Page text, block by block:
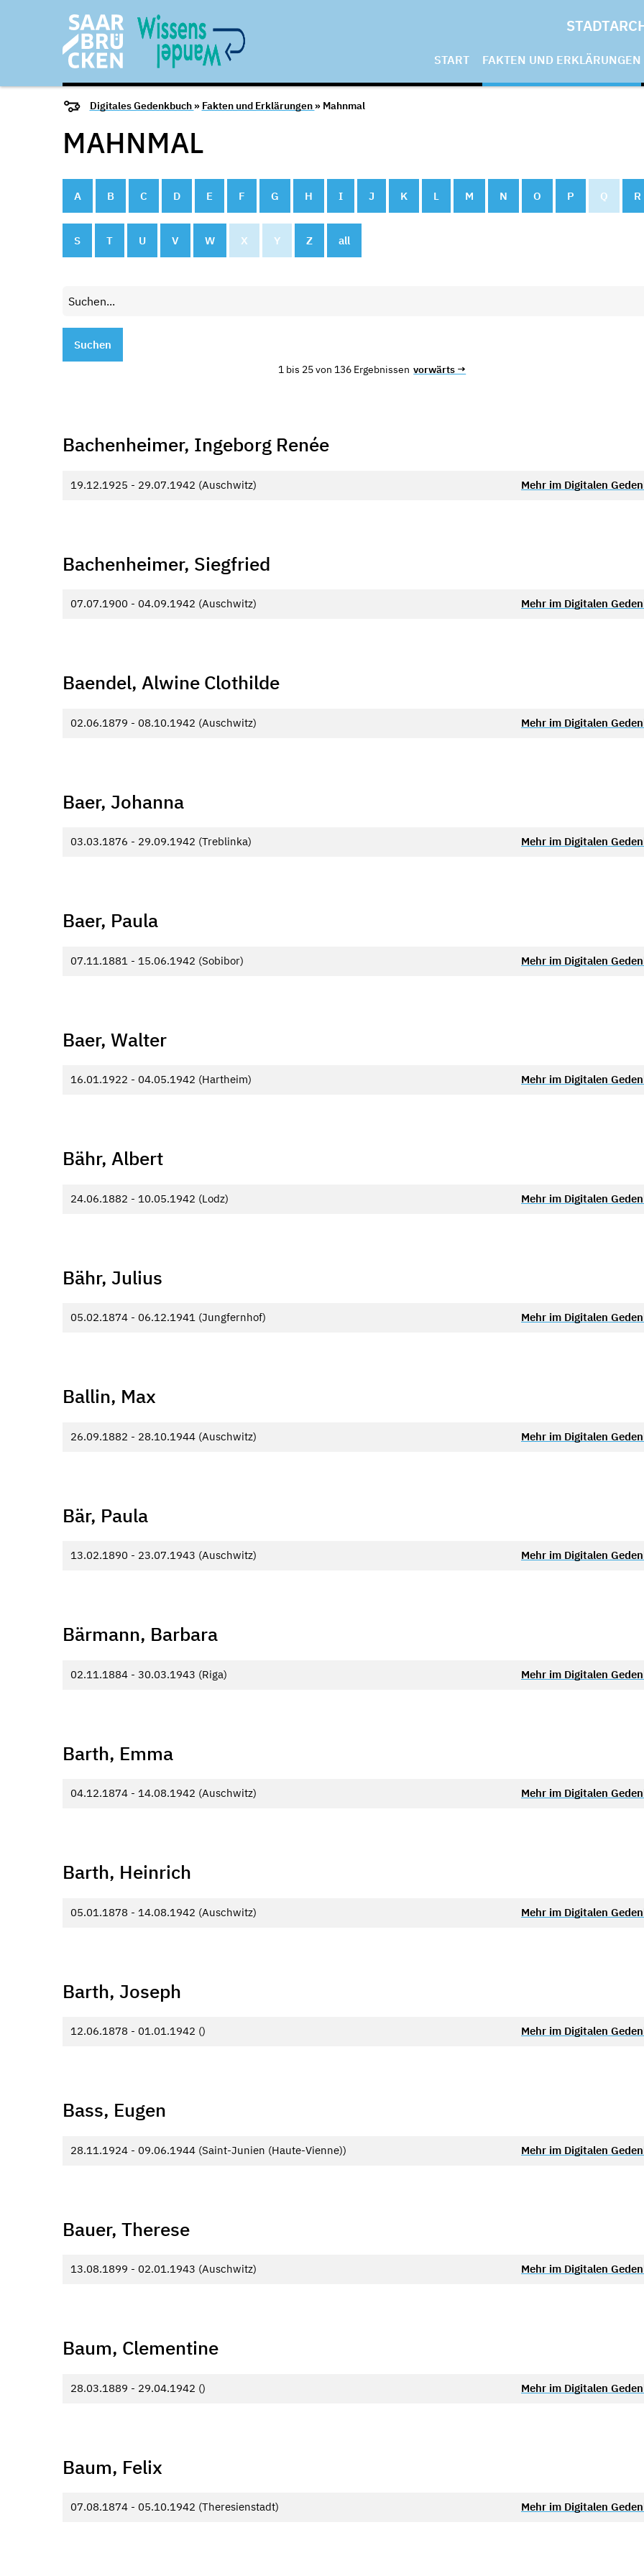
START FAKTEN UND ERKLÄRUNGEN
Digitales Gedenkbuch » Fakten und Erklärungen » Mahnmal
MAHNMAL
A B C D E F G H I J K L M N O P Q R
S T U V W X Y Z all
Suchen
1 bis 25 von 136 Ergebnissen vorwärts →
Bachenheimer, Ingeborg Renée
19.12.1925 - 29.07.1942 (Auschwitz) Mehr im Digitalen
Bachenheimer, Siegfried
07.07.1900 - 04.09.1942 (Auschwitz) Mehr im Digitalen
Baendel, Alwine Clothilde
02.06.1879 - 08.10.1942 (Auschwitz) Mehr im Digitalen
Baer, Johanna
03.03.1876 - 29.09.1942 (Treblinka) Mehr im Digitalen
Baer, Paula
07.11.1881 - 15.06.1942 (Sobibor) Mehr im Digitalen
Baer, Walter
16.01.1922 - 04.05.1942 (Hartheim) Mehr im Digitalen
Bähr, Albert
24.06.1882 - 10.05.1942 (Lodz) Mehr im Digitalen
Bähr, Julius
05.02.1874 - 06.12.1941 (Jungfernhof) Mehr im Digitalen
Ballin, Max
26.09.1882 - 28.10.1944 (Auschwitz) Mehr im Digitalen
Bär, Paula
13.02.1890 - 23.07.1943 (Auschwitz) Mehr im Digitalen
Bärmann, Barbara
02.11.1884 - 30.03.1943 (Riga) Mehr im Digitalen
Barth, Emma
04.12.1874 - 14.08.1942 (Auschwitz) Mehr im Digitalen
Barth, Heinrich
05.01.1878 - 14.08.1942 (Auschwitz) Mehr im Digitalen
Barth, Joseph
12.06.1878 - 01.01.1942 () Mehr im Digitalen
Bass, Eugen
28.11.1924 - 09.06.1944 (Saint-Junien (Haute-Vienne)) Mehr im Digitalen
Bauer, Therese
13.08.1899 - 02.01.1943 (Auschwitz) Mehr im Digitalen
Baum, Clementine
28.03.1889 - 29.04.1942 () Mehr im Digitalen
Baum, Felix
07.08.1874 - 05.10.1942 (Theresienstadt) Mehr im Digitalen